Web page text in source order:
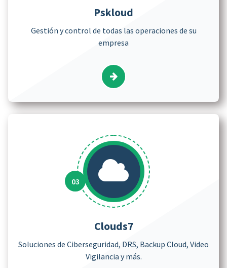
Pskloud
Gestión y control de todas las operaciones de su
empresa
Clouds7
Soluciones de Ciberseguridad, DRS, Backup Cloud, Video
Vigilancia y más.